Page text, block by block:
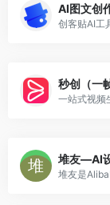
AI图文创
创客贴AI工
秒创（一
一站式视频
堆友是